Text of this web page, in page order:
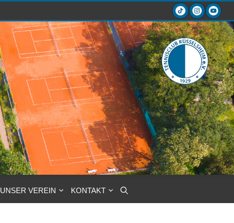
UNSER VEREIN KONTAKT